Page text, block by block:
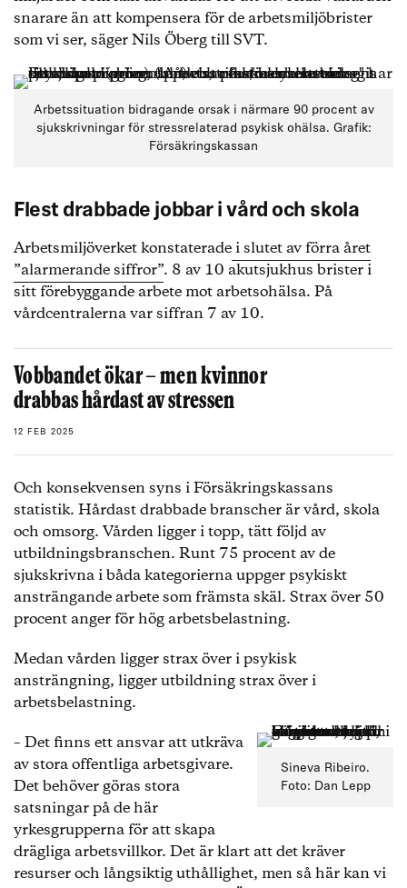
snarare än att kompensera för de arbetsmiljöbrister
som vi ser, säger Nils Öberg till SVT.
Arbetssituation bidragande orsak i närmare 90 procent av
sjukskrivningar för stressrelaterad psykisk ohälsa. Grafik:
Försäkringskassan
Flest drabbade jobbar i vård och skola
Arbetsmiljöverket konstaterade i slutet av förra året
”alarmerande siffror”. 8 av 10 akutsjukhus brister i
sitt förebyggande arbete mot arbetsohälsa. På
vårdcentralerna var siffran 7 av 10.
Vobbandet ökar – men kvinnor
drabbas hårdast av stressen
12 FEB 2025
Och konsekvensen syns i Försäkringskassans
statistik. Hårdast drabbade branscher är vård, skola
och omsorg. Vården ligger i topp, tätt följd av
utbildningsbranschen. Runt 75 procent av de
sjukskrivna i båda kategorierna uppger psykiskt
ansträngande arbete som främsta skäl. Strax över 50
procent anger för hög arbetsbelastning.
Medan vården ligger strax över i psykisk
ansträngning, ligger utbildning strax över i
arbetsbelastning.
Sineva Ribeiro.
Foto: Dan Lepp
– Det finns ett ansvar att utkräva
av stora offentliga arbetsgivare.
Det behöver göras stora
satsningar på de här
yrkesgrupperna för att skapa
drägliga arbetsvillkor. Det är klart att det kräver
resurser och långsiktig uthållighet, men så här kan vi